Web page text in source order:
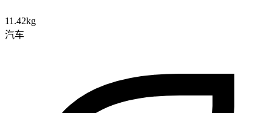
11.42kg
汽车